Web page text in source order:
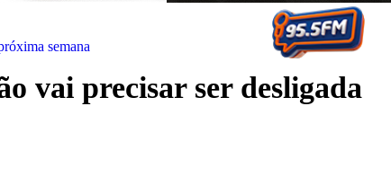
vai precisar ser desligada